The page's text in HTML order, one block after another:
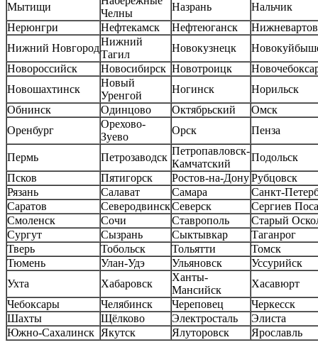
Мытищи
Челны
Назрань
Нальчик
Нерюнгри
Нефтекамск Нефтеюганск
Нижний Новгород
Нижний
Тагил
Новокузнецк
Новороссийск
Новосибирск Новотроицк
Новошахтинск
Новый
Уренгой
Ногинск
Норильск
Обнинск
Одинцово Октябрьский
Омск
Оренбург
Орехово-
Зуево
Орск Пенза
Пермь Петрозаводск
Петропавловск-
Камчатский
Подольск
Псков
Пятигорск Ростов-на-ДонуРубцовск
Рязань
Салават Самара
Санкт-
Саратов
СеверодвинскСеверск
Сергиев
Смоленск
Сочи Ставрополь
Старый
Сургут
Сызрань Сыктывкар
Таганрог
Тверь
Тобольск Тольятти
Томск
Тюмень
Улан-Удэ Ульяновск
Уссурийск
Ухта
Хабаровск
Ханты-
Мансийск
Хасавюрт
Чебоксары
Челябинск Череповец
Черкесск
Шахты
Щёлково Электросталь
Элиста
Южно-Сахалинск Якутск Ялуторовск Ярославль